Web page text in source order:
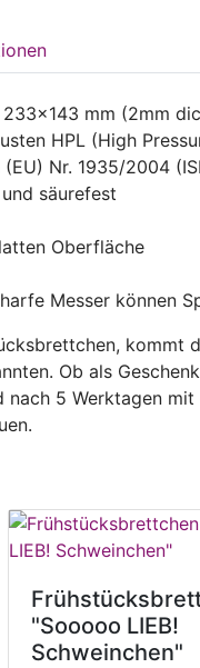
mm (2mm
HPL (High
Nr. 1935/2004
säurefest
Oberfläche
Messer können
Ob als
5 Werktagen
"Sooooo LIEB!
Schweinchen"